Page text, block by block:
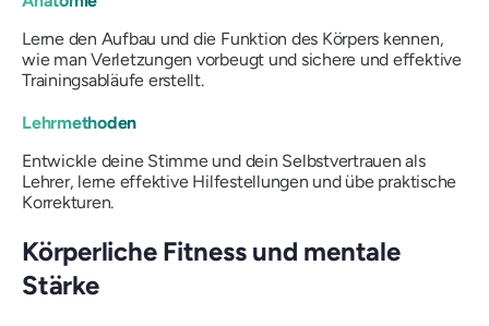
Lerne den Aufbau und die Funktion des Körpers kennen,
wie man Verletzungen vorbeugt und sichere und effektive
Trainingsabläufe erstellt.
Lehrmethoden
Entwickle deine Stimme und dein Selbstvertrauen als
Lehrer, lerne effektive Hilfestellungen und übe praktische
Korrekturen.
Körperliche Fitness und mentale
Stärke